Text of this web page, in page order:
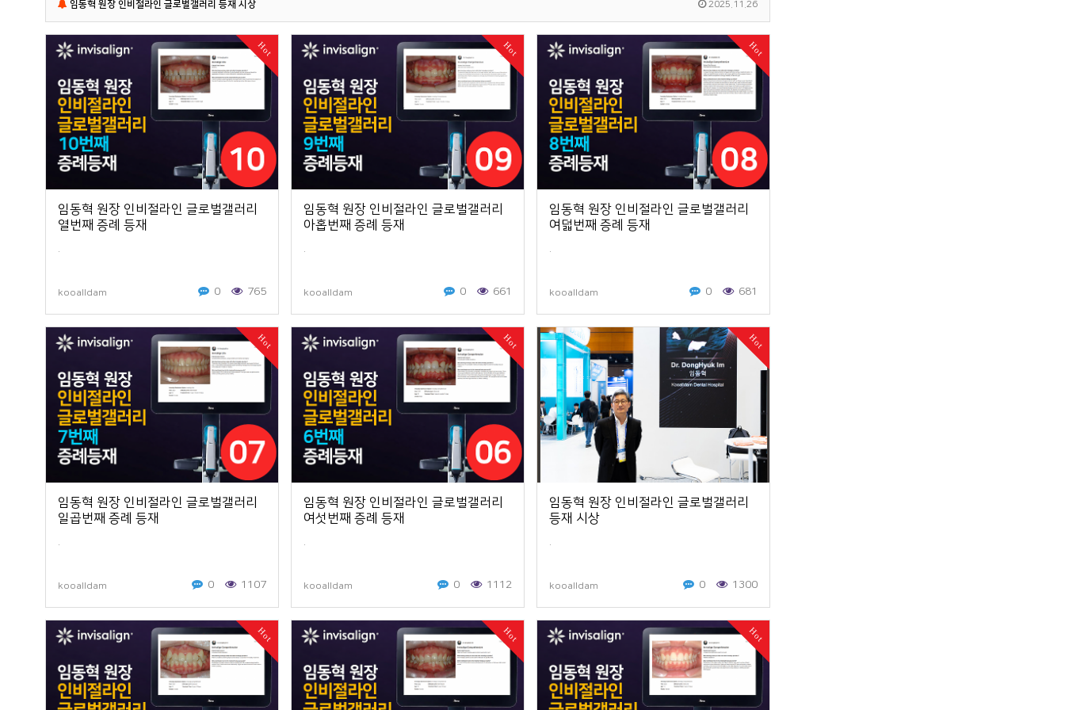
2025.11.26
임동혁 원장 인비절라인 글로벌갤러리 등재 시상
Hot
임동혁 원장 인비절라인 글로벌갤러리
열번째 증례 등재
kooalldam 0 765
Hot
임동혁 원장 인비절라인 글로벌갤러리
아홉번째 증례 등재
kooalldam 0 661
Hot
임동혁 원장 인비절라인 글로벌갤러리
여덟번째 증례 등재
kooalldam 0 681
Hot
임동혁 원장 인비절라인 글로벌갤러리
일곱번째 증례 등재
kooalldam 0 1107
Hot
임동혁 원장 인비절라인 글로벌갤러리
여섯번째 증례 등재
kooalldam 0 1112
Hot
임동혁 원장 인비절라인 글로벌갤러리
등재 시상
kooalldam 0 1300
Hot Hot Hot